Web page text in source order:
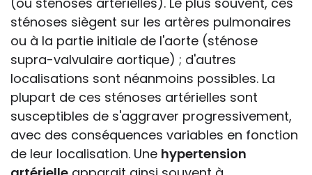
sténoses siègent sur les artères pulmonaires
ou à la partie initiale de l'aorte (sténose
supra-valvulaire aortique) ; d'autres
localisations sont néanmoins possibles. La
plupart de ces sténoses artérielles sont
susceptibles de s'aggraver progressivement,
avec des conséquences variables en fonction
de leur localisation. Une hypertension